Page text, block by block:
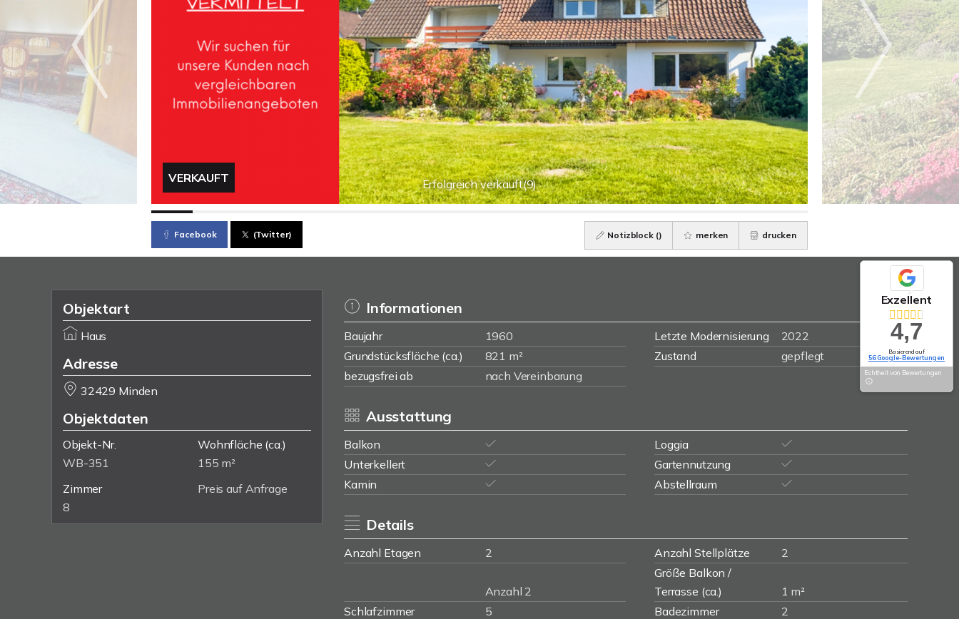
Erfolgreich verkauft(9)
VERKAUFT
Facebook (Twitter) Notizblock () merken drucken
Objektart
Haus
Adresse
32429 Minden
Objektdaten
Objekt-Nr.
WB-351
Wohnfläche (ca.)
155 m²
Zimmer
8
Preis auf Anfrage
Informationen
Baujahr 1960 Letzte Modernisierung
2022
Grundstücksfläche (ca.)
821 m² Zustand
gepflegt
bezugsfrei ab
nach Vereinbarung
Ausstattung
Balkon
Loggia
Unterkellert
Gartennutzung
Kamin
Abstellraum
Details
Anzahl Etagen 2 Anzahl Stellplätze 2
Anzahl 2
Größe Balkon /
Terrasse (ca.)
1 m²
Schlafzimmer
5 Badezimmer
2
Exzellent
4,7
Basierend auf
56 Google-Bewertungen
Echtheit von Bewertungen